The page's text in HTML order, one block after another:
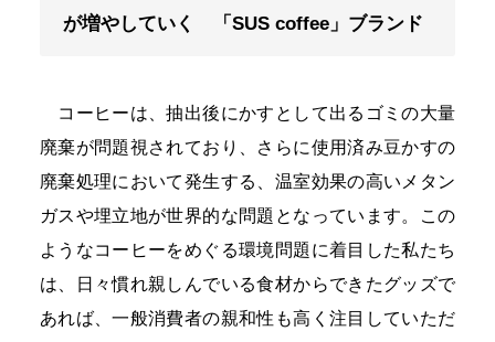
が増やしていく 「SUS coffee」ブランド
コーヒーは、抽出後にかすとして出るゴミの大量
廃棄が問題視されており、さらに使用済み豆かすの
廃棄処理において発生する、温室効果の高いメタン
ガスや埋立地が世界的な問題となっています。この
ようなコーヒーをめぐる環境問題に着目した私たち
は、日々慣れ親しんでいる食材からできたグッズで
あれば、一般消費者の親和性も高く注目していただ